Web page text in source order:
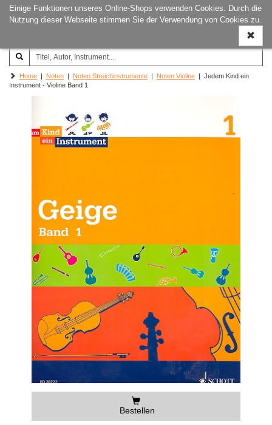
Einige Funktionen unseres Online-Shops verwenden Cookies. Durch die
Nutzung dieser Webseite stimmen Sie der Verwendung von Cookies zu.
ein-/
Joachim‐Trekel‐Musikverlag,
Hamburg
Home | Noten | Noten Streichinstrumente | Noten Violine | Jedem Kind ein
Instrument - Violine Band 1
Bestellen